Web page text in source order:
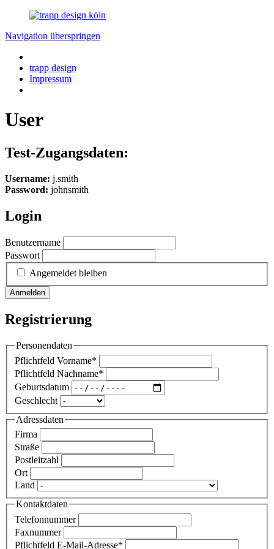
Navigation überspringen
trapp design
Impressum
User
Test-Zugangsdaten:
Username: j.smith
Password: johnsmith
Login
Benutzername
Passwort
Angemeldet bleiben
Anmelden
Registrierung
Personendaten
Pflichtfeld Vorname*
Pflichtfeld Nachname*
Geburtsdatum
Geschlecht
Adressdaten
Firma
Straße
Postleitzahl
Ort
Land
Kontaktdaten
Telefonnummer
Faxnummer
Pflichtfeld E-Mail-Adresse*